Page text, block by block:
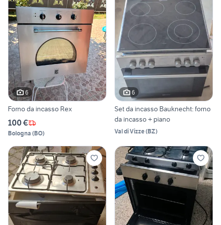
6
Forno da incasso Rex
100 €
Bologna (BO)
6
Set da incasso Bauknecht: forno
da incasso + piano
Val di Vizze(BZ)